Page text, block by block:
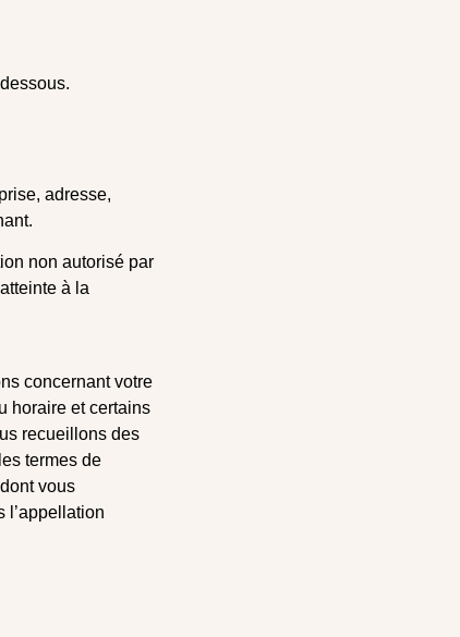
adresse,
non autorisé par
à la
concernant votre
horaire et certains
recueillons des
termes de
vous
l’appellation